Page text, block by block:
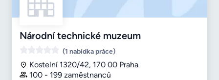
Národní technické muzeum
(1 nabídka práce)
Kostelní 1320/42, 170 00 Praha
100 - 199 zaměstnanců